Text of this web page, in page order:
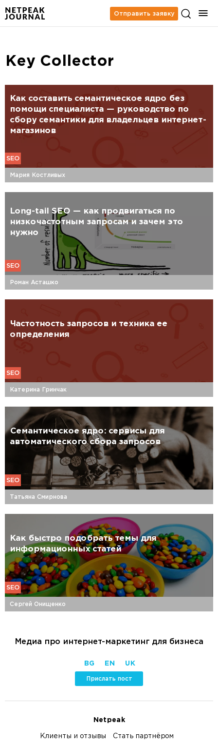
Отправить заявку
Key Collector
Как составить семантическое ядро без
помощи специалиста — руководство по
сбору семантики для владельцев интернет-
магазинов
SEO
Мария Костливых
Long-tail SEO — как продвигаться по
низкочастотным запросам и зачем это
нужно
SEO
Роман Асташко
Частотность‌ ‌запросов‌ ‌и‌ ‌техника‌ ‌ее‌
‌определения‌
SEO
Катерина Гринчак
Семантическое ядро: сервисы для
автоматического сбора запросов
SEO
Татьяна Смирнова
Как быстро подобрать темы для
информационных статей
SEO
Сергей Онищенко
Медиа про интернет-маркетинг для бизнеса
BG EN UK
Прислать пост
Netpeak
Клиенты и отзывы Стать партнёром